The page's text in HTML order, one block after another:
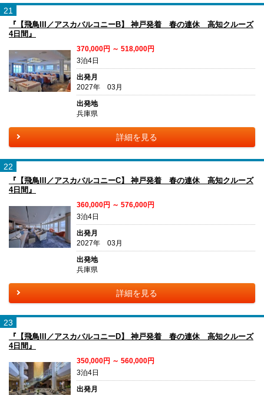
21
『【飛鳥III／アスカバルコニーB】 神戸発着 春の連休 高知クルーズ
4日間』
370,000円 ～ 518,000円
3泊4日
出発月
2027年 03月
出発地
兵庫県
詳細を見る
22
『【飛鳥III／アスカバルコニーC】 神戸発着 春の連休 高知クルーズ
4日間』
360,000円 ～ 576,000円
3泊4日
出発月
2027年 03月
出発地
兵庫県
詳細を見る
23
『【飛鳥III／アスカバルコニーD】 神戸発着 春の連休 高知クルーズ
4日間』
350,000円 ～ 560,000円
3泊4日
出発月